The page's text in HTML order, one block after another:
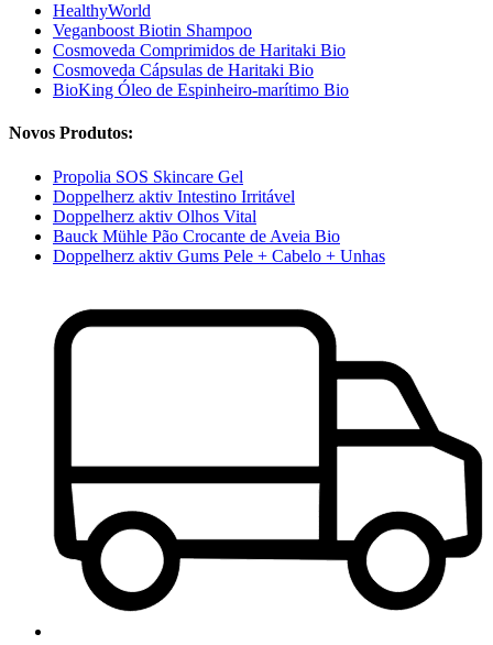
HealthyWorld
Veganboost Biotin Shampoo
Cosmoveda Comprimidos de Haritaki Bio
Cosmoveda Cápsulas de Haritaki Bio
BioKing Óleo de Espinheiro-marítimo Bio
Novos Produtos:
Propolia SOS Skincare Gel
Doppelherz aktiv Intestino Irritável
Doppelherz aktiv Olhos Vital
Bauck Mühle Pão Crocante de Aveia Bio
Doppelherz aktiv Gums Pele + Cabelo + Unhas